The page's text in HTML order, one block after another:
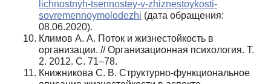
lichnostnyh-tsennostey-v‑zhiznestoykosti-
sovremennoymolodezhi (дата обращения:
08.06.2020).
Климов А. А. Поток и жизнестойкость в
организации. // Организационная психология. Т.
2. 2012. С. 71–78.
Книжникова С. В. Структурно-функциональное